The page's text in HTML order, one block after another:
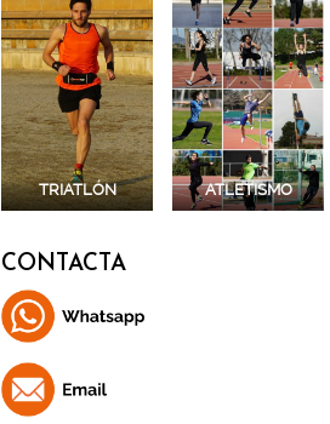
TRIATLÓN ATLETISMO
CONTACTA